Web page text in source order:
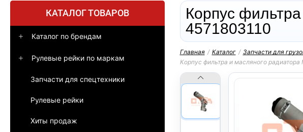
КАТАЛОГ ТОВАРОВ
Каталог по брендам
Рулевые рейки по маркам
Запчасти для спецтехники
Рулевые рейки
Хиты продаж
Корпус
4571803110
Главная / Каталог / Запчасти для
Корпус фильтра и масляного радиатора